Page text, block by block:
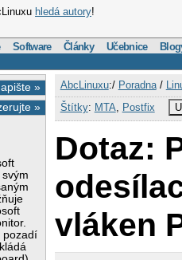
hledá autory!
Software Články Učebnice
»
»
svým
pozadí
AbcLinuxu:/ Poradna/
Štítky: MTA Postfix
Dotaz:
vláken